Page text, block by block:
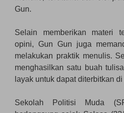
Gun.
Selain memberikan materi
opini, Gun Gun juga
melakukan praktik menulis.
menghasilkan satu buah
layak untuk dapat diterbitkan
Sekolah Politisi Muda